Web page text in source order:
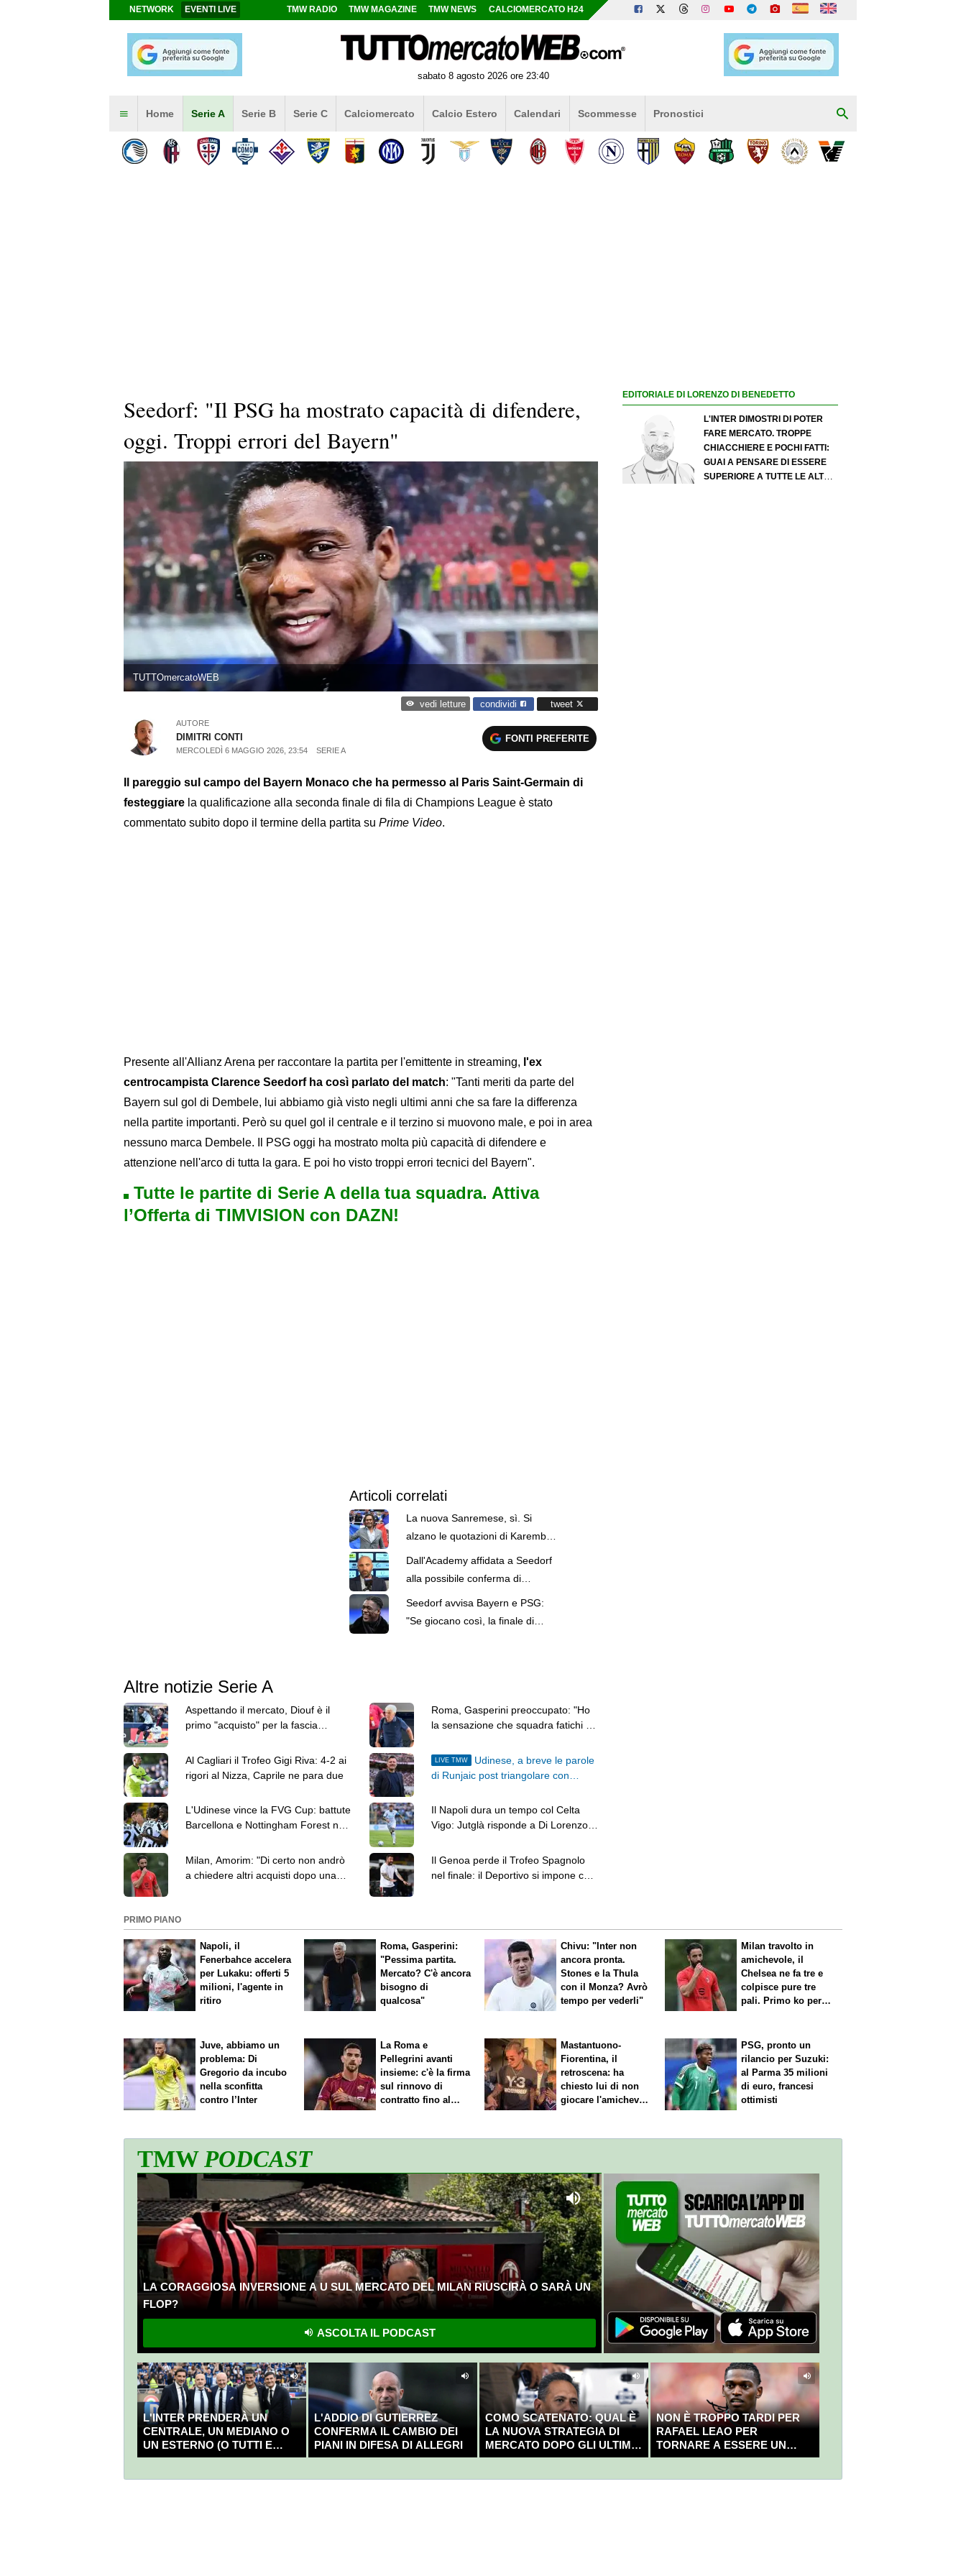
NETWORK EVENTI LIVE TMW RADIO TMW MAGAZINE TMW NEWS CALCIOMERCATO H24
sabato 8 agosto 2026 ore 23:40
Home Serie A Serie B Serie C Calciomercato Calcio Estero Calendari Scommesse Pronostici
Seedorf: "Il PSG ha mostrato capacità di difendere,
oggi. Troppi errori del Bayern"
TUTTOmercatoWEB
vedi letture condividi tweet
AUTORE
DIMITRI CONTI
MERCOLEDÌ 6 MAGGIO 2026, 23:54 SERIE A
FONTI PREFERITE
Il pareggio sul campo del Bayern Monaco che ha permesso al Paris Saint-Germain di
festeggiare la qualificazione alla seconda finale di fila di Champions League è stato
commentato subito dopo il termine della partita su Prime Video.
Presente all'Allianz Arena per raccontare la partita per l'emittente in streaming, l'ex
centrocampista Clarence Seedorf ha così parlato del match: "Tanti meriti da parte del
Bayern sul gol di Dembele, lui abbiamo già visto negli ultimi anni che sa fare la differenza
nella partite importanti. Però su quel gol il centrale e il terzino si muovono male, e poi in area
nessuno marca Dembele. Il PSG oggi ha mostrato molta più capacità di difendere e
attenzione nell'arco di tutta la gara. E poi ho visto troppi errori tecnici del Bayern".
Tutte le partite di Serie A della tua squadra. Attiva
l’Offerta di TIMVISION con DAZN!
Articoli correlati
La nuova Sanremese, sì. Si
alzano le quotazioni di Karembeu
e Seedorf alla vicepresidenza
Dall'Academy affidata a Seedorf
alla possibile conferma di
Seedorf avvisa Bayern e PSG:
"Se giocano così, la finale di
Altre notizie Serie A
Aspettando il mercato, Diouf è il
primo "acquisto" per la fascia
Roma, Gasperini preoccupato: "Ho
la sensazione che squadra fatichi a
Al Cagliari il Trofeo Gigi Riva: 4-2 ai
rigori al Nizza, Caprile ne para due
LIVE TMW
Udinese, a breve le parole
di Runjaic post triangolare con
L'Udinese vince la FVG Cup: battute
Barcellona e Nottingham Forest nel
Il Napoli dura un tempo col Celta
Vigo: Jutglà risponde a Di Lorenzo, il
Milan, Amorim: "Di certo non andrò
a chiedere altri acquisti dopo una
Il Genoa perde il Trofeo Spagnolo
nel finale: il Deportivo si impone con
EDITORIALE DI LORENZO DI BENEDETTO
L'INTER DIMOSTRI DI POTER
FARE MERCATO. TROPPE
CHIACCHIERE E POCHI FATTI:
GUAI A PENSARE DI ESSERE
SUPERIORE A TUTTE LE ALTRE
PRIMO PIANO
Napoli, il
Fenerbahce accelera
per Lukaku: offerti 5
milioni, l'agente in
ritiro
Roma, Gasperini:
"Pessima partita.
Mercato? C'è ancora
bisogno di
qualcosa"
Chivu: "Inter non
ancora pronta.
Stones e la Thula
con il Monza? Avrò
tempo per vederli"
Milan travolto in
amichevole, il
Chelsea ne fa tre e
colpisce pure tre
pali. Primo ko per
Juve, abbiamo un
problema: Di
Gregorio da incubo
nella sconfitta
contro l’Inter
La Roma e
Pellegrini avanti
insieme: c'è la firma
sul rinnovo di
contratto fino al
Mastantuono-
Fiorentina, il
retroscena: ha
chiesto lui di non
giocare l'amichevole
PSG, pronto un
rilancio per Suzuki:
al Parma 35 milioni
di euro, francesi
ottimisti
TMWPODCAST
LA CORAGGIOSA INVERSIONE A U SUL MERCATO DEL MILAN RIUSCIRÀ O SARÀ UN
FLOP?
ASCOLTA IL PODCAST
L'INTER PRENDERÀ UN
CENTRALE, UN MEDIANO O
UN ESTERNO (O TUTTI E
TRE?)
L'ADDIO DI GUTIERREZ
CONFERMA IL CAMBIO DEI
PIANI IN DIFESA DI ALLEGRI
COMO SCATENATO: QUAL È
LA NUOVA STRATEGIA DI
MERCATO DOPO GLI ULTIMI
COLPI?
NON È TROPPO TARDI PER
RAFAEL LEAO PER
TORNARE A ESSERE UN
CAMPIONE